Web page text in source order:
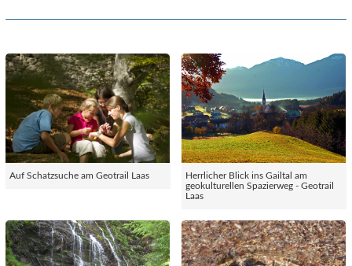
Auf Schatzsuche am Geotrail Laas
Herrlicher Blick ins Gailtal am
geokulturellen Spazierweg - Geotrail
Laas